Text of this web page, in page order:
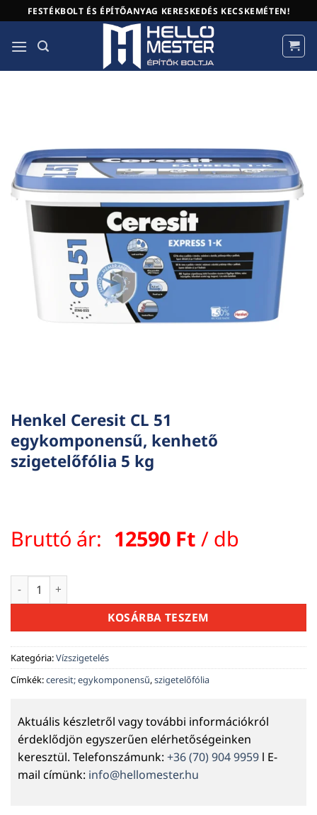
to
content
FESTÉKBOLT ÉS ÉPÍTŐANYAG KERESKEDÉS KECSKEMÉTEN!
Henkel Ceresit CL 51
egykomponensű, kenhető
szigetelőfólia 5 kg
Bruttó ár: 12590 Ft / db
Henkel Ceresit CL 51 egykomponensű, kenhető
KOSÁRBA TESZEM
Kategória:Vízszigetelés
Címkék:ceresit; egykomponensű,szigetelőfólia
Aktuális készletről vagy további információkról
érdeklődjön egyszerűen elérhetőségeinken
keresztül. Telefonszámunk: +36 (70) 904 9959 l E-
mail címünk: info@hellomester.hu